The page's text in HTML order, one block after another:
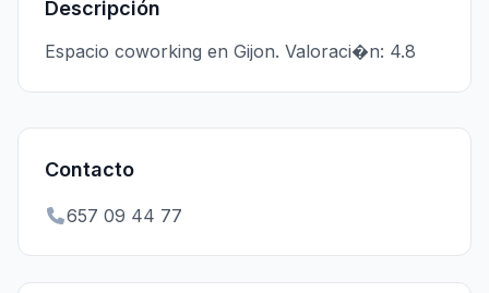
Descripción
Espacio coworking en Gijon. Valoraci�n: 4.8
Contacto
657 09 44 77